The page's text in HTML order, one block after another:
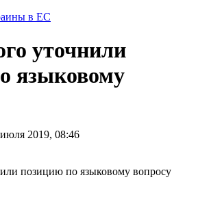
в ЕС
уточнили
языковому
2019, 08:46